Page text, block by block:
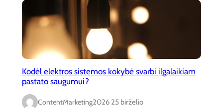
Kodėl elektros sistemos kokybė svarbi ilgalaikiam
pastato saugumui?
ContentMarketing2026 25 birželio